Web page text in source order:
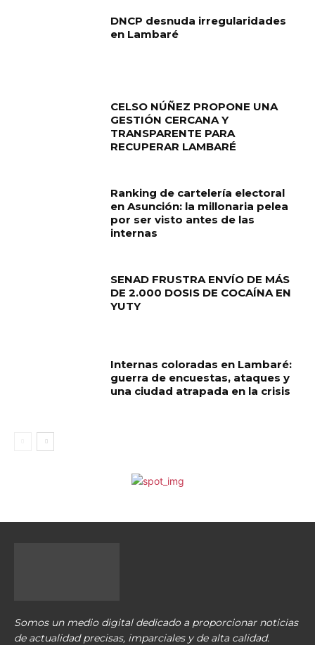
DNCP desnuda irregularidades
en Lambaré
CELSO NÚÑEZ PROPONE UNA
GESTIÓN CERCANA Y
TRANSPARENTE PARA
RECUPERAR LAMBARÉ
Ranking de cartelería electoral
en Asunción: la millonaria pelea
por ser visto antes de las
internas
SENAD FRUSTRA ENVÍO DE MÁS
DE 2.000 DOSIS DE COCAÍNA EN
YUTY
Internas coloradas en Lambaré:
guerra de encuestas, ataques y
una ciudad atrapada en la crisis
Somos un medio digital dedicado a proporcionar noticias
de actualidad precisas, imparciales y de alta calidad.